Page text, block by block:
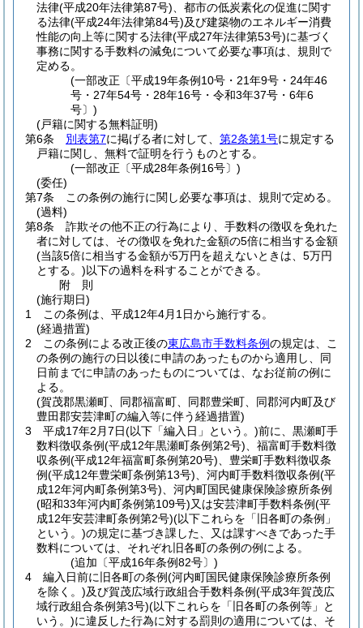
法律(平成20年法律第87号) 、都市の低炭素化の促進に関す
る法律(平成24年法律第84号)及び建築物のエネルギー消費
性能の向上等に関する法律(平成27年法律第53号)に基づく
事務に関する手数料の減免について必要な事項は、規則で
定める。
(一部改正〔平成19年条例10号・21年9号・24年46
号・27年54号・28年16号・令和3年37号・6年6
号〕)
(戸籍に関する無料証明)
第6条
別表第7に掲げる者に対して、 第2条第1号に規定する
戸籍に関し、無料で証明を行うものとする。
(一部改正〔平成28年条例16号〕)
(委任)
第7条
この条例の施行に関し必要な事項は、規則で定める。
(過料)
第8条
詐欺その他不正の行為により、手数料の徴収を免れた
者に対しては、その徴収を免れた金額の5倍に相当する金額
(当該5倍に相当する金額が5万円を超えないときは、5万円
とする。)以下の過料を科することができる。
附 則
(施行期日)
1
この条例は、平成12年4月1日から施行する。
(経過措置)
2
この条例による改正後の東広島市手数料条例の規定は、こ
の条例の施行の日以後に申請のあったものから適用し、同
日前までに申請のあったものについては、なお従前の例に
よる。
(賀茂郡黒瀬町、同郡福富町、同郡豊栄町、同郡河内町及び
豊田郡安芸津町の編入等に伴う経過措置)
3
平成17年2月7日(以下「編入日」という。)前に、黒瀬町手
数料徴収条例(平成12年黒瀬町条例第2号) 、福富町手数料徴
収条例(平成12年福富町条例第20号) 、豊栄町手数料徴収条
例(平成12年豊栄町条例第13号) 、河内町手数料徴収条例(平
成12年河内町条例第3号) 、河内町国民健康保険診療所条例
(昭和33年河内町条例第109号)又は安芸津町手数料条例(平
成12年安芸津町条例第2号)(以下これらを「旧各町の条例」
という。)の規定に基づき課した、又は課すべきであった手
数料については、それぞれ旧各町の条例の例による。
(追加〔平成16年条例82号〕)
4
編入日前に旧各町の条例(河内町国民健康保険診療所条例
を除く。)及び賀茂広域行政組合手数料条例(平成3年賀茂広
域行政組合条例第3号)(以下これらを「旧各町の条例等」と
いう。)に違反した行為に対する罰則の適用については、そ